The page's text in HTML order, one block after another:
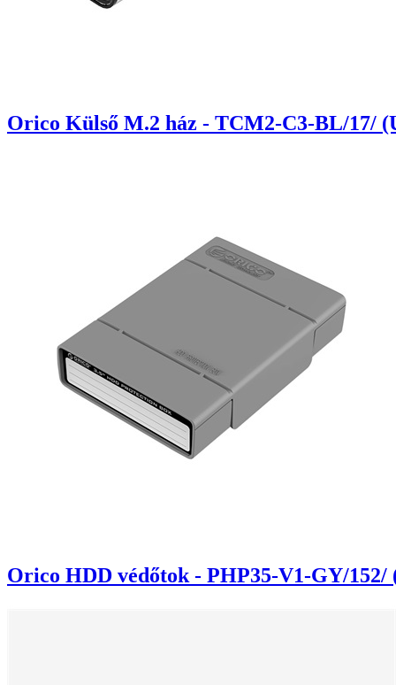
Orico Külső M.2 ház - TCM2-C3-BL/17/
Orico HDD védőtok - PHP35-V1-GY/